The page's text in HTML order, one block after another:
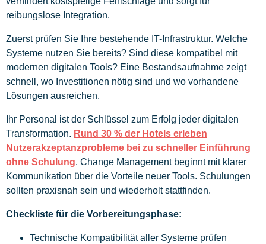
reibungslose Integration.
Zuerst prüfen Sie Ihre bestehende IT-Infrastruktur. Welche
Systeme nutzen Sie bereits? Sind diese kompatibel mit
modernen digitalen Tools? Eine Bestandsaufnahme zeigt
schnell, wo Investitionen nötig sind und wo vorhandene
Lösungen ausreichen.
Ihr Personal ist der Schlüssel zum Erfolg jeder digitalen
Transformation. Rund 30 % der Hotels erleben
Nutzerakzeptanzprobleme bei zu schneller Einführung
ohne Schulung. Change Management beginnt mit klarer
Kommunikation über die Vorteile neuer Tools. Schulungen
sollten praxisnah sein und wiederholt stattfinden.
Checkliste für die Vorbereitungsphase:
Technische Kompatibilität aller Systeme prüfen